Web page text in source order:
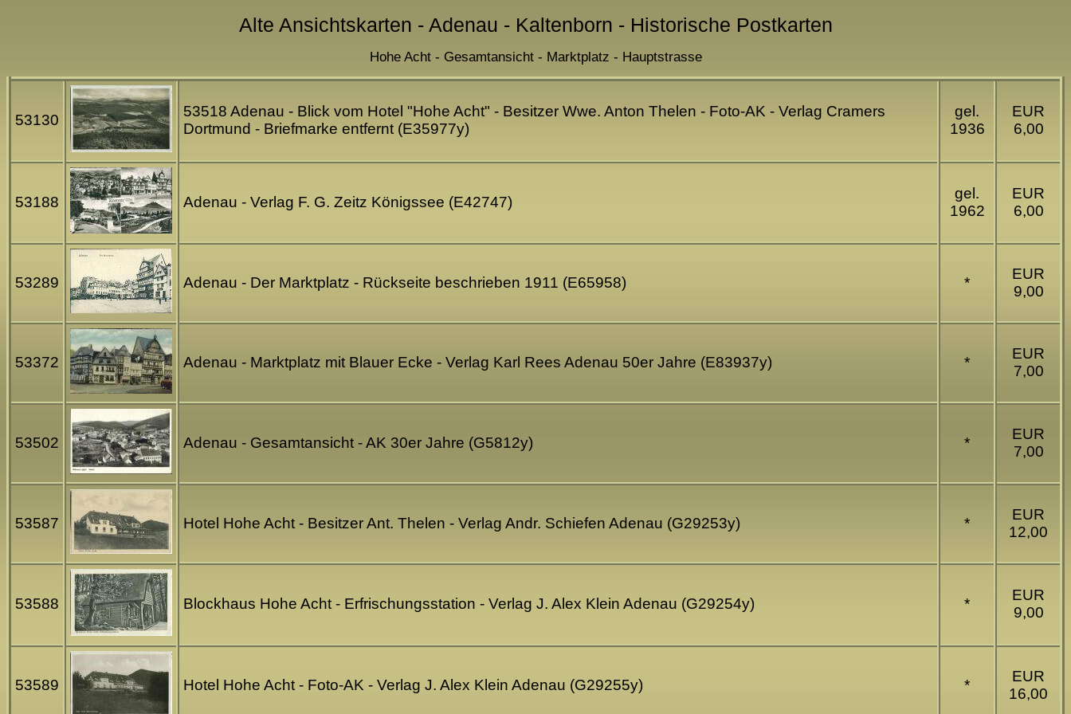
Alte Ansichtskarten - Adenau - Kaltenborn - Historische Postkarten
Hohe Acht - Gesamtansicht - Marktplatz - Hauptstrasse
53130
53518 Adenau - Blick vom Hotel "Hohe Acht" - Besitzer Wwe. Anton Thelen - Foto-AK - Verlag Cramers
Dortmund - Briefmarke entfernt (E35977y)
gel.
1936
EUR
6,00
53188 Adenau - Verlag F. G. Zeitz Königssee (E42747)
gel.
1962
EUR
6,00
53289 Adenau - Der Marktplatz - Rückseite beschrieben 1911 (E65958) *
EUR
9,00
53372 Adenau - Marktplatz mit Blauer Ecke - Verlag Karl Rees Adenau 50er Jahre (E83937y) *
EUR
7,00
53502 Adenau - Gesamtansicht - AK 30er Jahre (G5812y) *
EUR
7,00
53587 Hotel Hohe Acht - Besitzer Ant. Thelen - Verlag Andr. Schiefen Adenau (G29253y) *
EUR
12,00
53588 Blockhaus Hohe Acht - Erfrischungsstation - Verlag J. Alex Klein Adenau (G29254y) *
EUR
9,00
53589 Hotel Hohe Acht - Foto-AK - Verlag J. Alex Klein Adenau (G29255y) *
EUR
16,00